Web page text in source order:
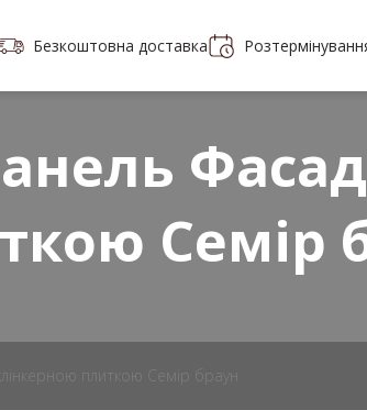
Безкоштовна доставкаПортфоліо
Семiр
плиткою Семiр браун